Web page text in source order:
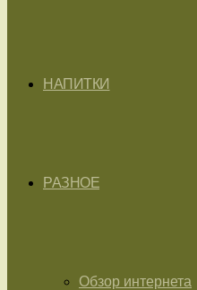
НАПИТКИ
РАЗНОЕ
Обзор интернета